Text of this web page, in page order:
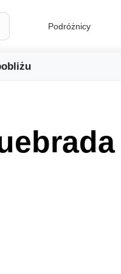
Podróżnicy